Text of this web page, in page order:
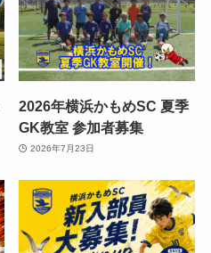
2026年横浜かもめSC 夏季
GK教室 参加者募集
2026年7月23日